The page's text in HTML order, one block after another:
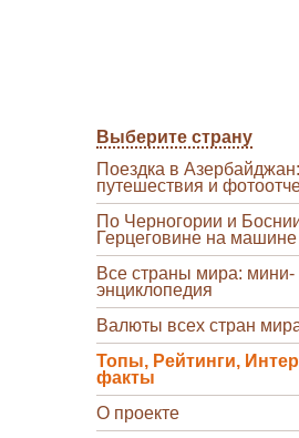
Выберите страну
Поездка в
путешествия и
По Черногории и
Герцеговине на машине
Все страны мира: мини-
энциклопедия
Валюты всех стран
Топы, Рейтинги,
факты
О проекте